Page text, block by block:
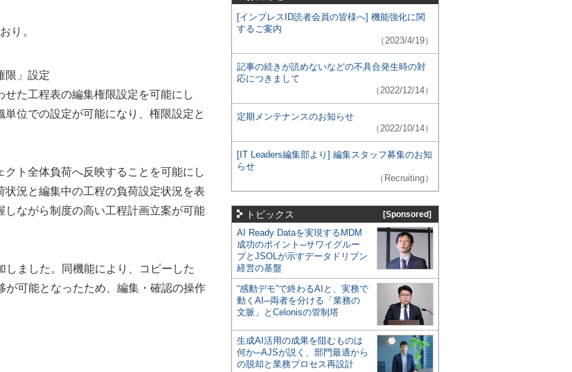
り。
限」設定
た工程表の編集権限設定を可能にし
位での設定が可能になり、権限設定と
ト全体負荷へ反映することを可能にし
況と編集中の工程の負荷設定状況を表
ながら制度の高い工程計画立案が可能
ました。同機能により、コピーした
可能となったため、編集・確認の操作
[インプレスID読者会員の皆様へ] 機能強化に関
するご案内
（2023/4/19）
記事の続きが読めないなどの不具合発生時の対
応につきまして
（2022/12/14）
定期メンテナンスのお知らせ
（2022/10/14）
[IT Leaders編集部より] 編集スタッフ募集のお知
らせ
（Recruiting）
トピックス [Sponsored]
AI Ready Dataを実現するMDM
成功のポイント─サワイグルー
プとJSOLが示すデータドリブン
経営の基盤
“感動デモ”で終わるAIと、実務で
動くAI─両者を分ける「業務の
文脈」とCelonisの管制塔
生成AI活用の成果を阻むものは
何か─AJSが説く、部門最適から
の脱却と業務プロセス再設計